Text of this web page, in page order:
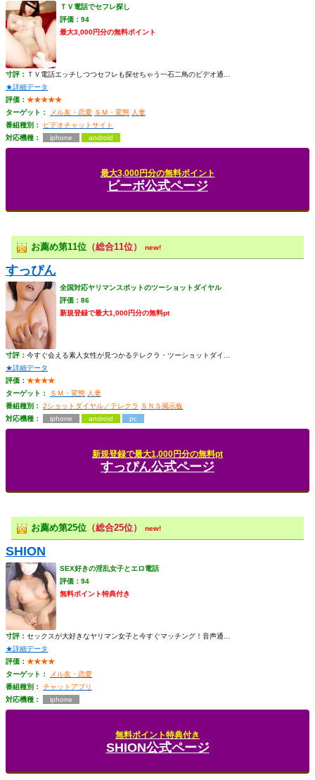
ＴＶ電話でセフレ探し
評価：94
最大3,000円分の無料ポイント
寸評： ＴＶ電話エッチしつつセフレも探せちゃう一石二鳥のビデオ通...
★詳細データ
評価： ★★★★★
ターゲット：
メル友・恋愛 ＳＭ・変態 人妻
番組種別：
ビデオチャットサイト
対応機種：
iphone android
最大3,000円分の無料ポイント
ビーボ公式ページ
お薦め第11位 （総合11位） new!
すっぴん
全国対応ヤリマンスポットのツーショットダイヤル
評価：86
新規登録で最大1,000円分の無料pt
寸評： 今すぐ会える素人女性が見つかるテレクラ・ツーショットダイ...
★詳細データ
評価： ★★★★
ターゲット：
ＳＭ・変態 人妻
番組種別：
2ショットダイヤル／テレクラ ＳＮＳ掲示板
対応機種：
iphone android pc
新規登録で最大1,000円分の無料pt
すっぴん公式ページ
お薦め第25位 （総合25位） new!
SHION
SEX好きの淫乱女子とエロ電話
評価：94
無料ポイント特典付き
寸評： セックスが大好きなヤリマン女子と今すぐマッチング！音声通...
★詳細データ
評価： ★★★★
ターゲット：
メル友・恋愛
番組種別：
チャットアプリ
対応機種：
iphone
無料ポイント特典付き
SHION公式ページ